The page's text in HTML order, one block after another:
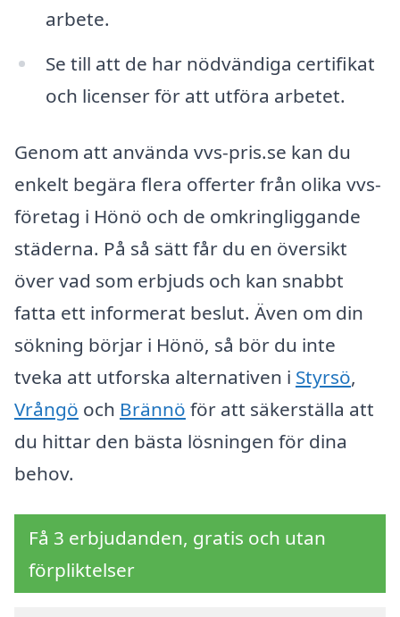
arbete.
Se till att de har nödvändiga certifikat
och licenser för att utföra arbetet.
Genom att använda vvs-pris.se kan du
enkelt begära flera offerter från olika vvs-
företag i Hönö och de omkringliggande
städerna. På så sätt får du en översikt
över vad som erbjuds och kan snabbt
fatta ett informerat beslut. Även om din
sökning börjar i Hönö, så bör du inte
tveka att utforska alternativen i Styrsö,
Vrångö och Brännö för att säkerställa att
du hittar den bästa lösningen för dina
behov.
Få 3 erbjudanden, gratis och utan
förpliktelser